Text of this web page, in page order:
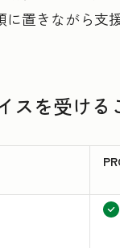
置きながら支
を受ける